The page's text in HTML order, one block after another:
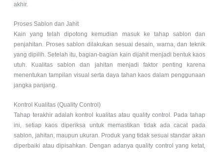
akhir.
Proses Sablon dan Jahit
Kain yang telah dipotong kemudian masuk ke tahap sablon dan
penjahitan. Proses sablon dilakukan sesuai desain, warna, dan teknik
yang dipilih. Setelah itu, bagian-bagian kain dijahit menjadi bentuk kaos
utuh. Kualitas sablon dan jahitan menjadi faktor penting karena
menentukan tampilan visual serta daya tahan kaos dalam penggunaan
jangka panjang.
Kontrol Kualitas (Quality Control)
Tahap terakhir adalah kontrol kualitas atau quality control. Pada tahap
ini, setiap kaos diperiksa untuk memastikan tidak ada cacat pada
sablon, jahitan, maupun ukuran. Produk yang tidak sesuai standar akan
diperbaiki atau dipisahkan. Dengan adanya quality control yang ketat,